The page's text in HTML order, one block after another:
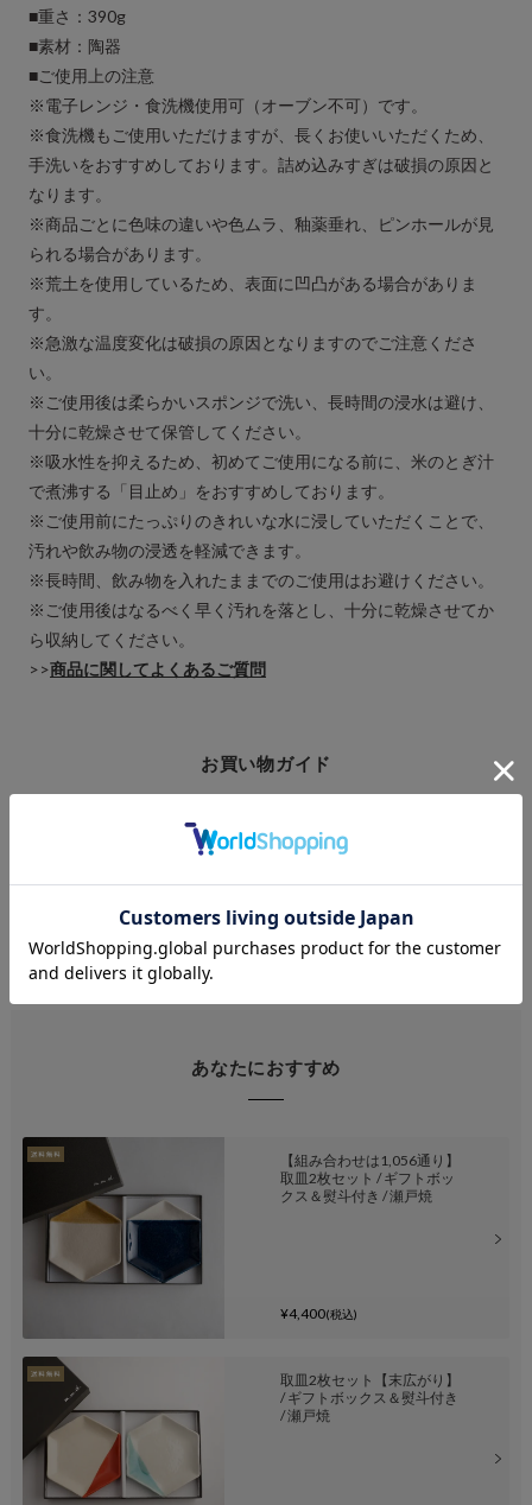
■重さ：390g
■素材：陶器
■ご使用上の注意
※電子レンジ・食洗機使用可（オーブン不可）です。
※食洗機もご使用いただけますが、長くお使いいただくため、
手洗いをおすすめしております。詰め込みすぎは破損の原因と
なります。
※商品ごとに色味の違いや色ムラ、釉薬垂れ、ピンホールが見
られる場合があります。
※荒土を使用しているため、表面に凹凸がある場合がありま
す。
※急激な温度変化は破損の原因となりますのでご注意くださ
い。
※ご使用後は柔らかいスポンジで洗い、長時間の浸水は避け、
十分に乾燥させて保管してください。
※吸水性を抑えるため、初めてご使用になる前に、米のとぎ汁
で煮沸する「目止め」をおすすめしております。
※ご使用前にたっぷりのきれいな水に浸していただくことで、
汚れや飲み物の浸透を軽減できます。
※長時間、飲み物を入れたままでのご使用はお避けください。
※ご使用後はなるべく早く汚れを落とし、十分に乾燥させてか
ら収納してください。
>>商品に関してよくあるご質問
お買い物ガイド
m.m.d.について
法人様向けサービス
商品製作のご案内 大口注文・卸販売
あなたにおすすめ
【組み合わせは1,056通り】
取皿2枚セット / ギフトボッ
クス＆熨斗付き / 瀬戸焼
¥4,400(税込)
取皿2枚セット【末広がり】
/ ギフトボックス＆熨斗付き
/ 瀬戸焼